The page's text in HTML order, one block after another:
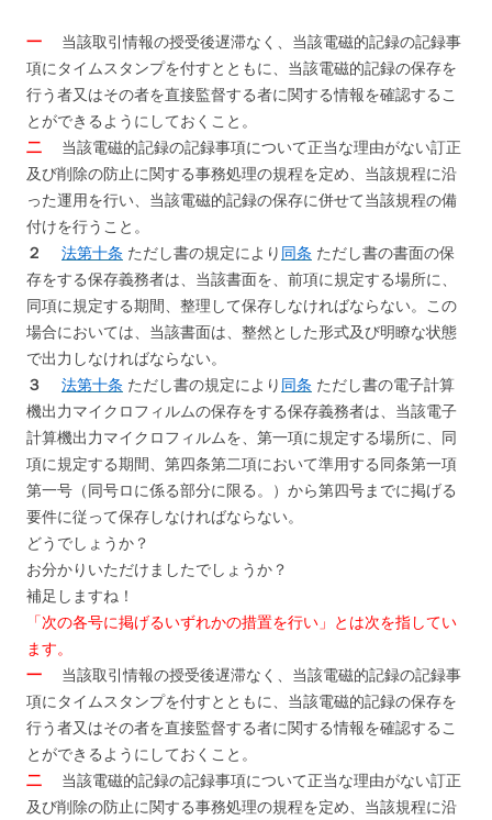
一
当該取引情報の授受後遅滞なく、当該電磁的記録の記録事
項にタイムスタンプを付すとともに、当該電磁的記録の保存を
行う者又はその者を直接監督する者に関する情報を確認するこ
とができるようにしておくこと。
二
当該電磁的記録の記録事項について正当な理由がない訂正
及び削除の防止に関する事務処理の規程を定め、当該規程に沿
った運用を行い、当該電磁的記録の保存に併せて当該規程の備
付けを行うこと。
２
法第十条 ただし書の規定により 同条 ただし書の書面の保
存をする保存義務者は、当該書面を、前項に規定する場所に、
同項に規定する期間、整理して保存しなければならない。この
場合においては、当該書面は、整然とした形式及び明瞭な状態
で出力しなければならない。
３
法第十条 ただし書の規定により 同条 ただし書の電子計算
機出力マイクロフィルムの保存をする保存義務者は、当該電子
計算機出力マイクロフィルムを、第一項に規定する場所に、同
項に規定する期間、第四条第二項において準用する同条第一項
第一号（同号ロに係る部分に限る。）から第四号までに掲げる
要件に従って保存しなければならない。
どうでしょうか？
お分かりいただけましたでしょうか？
補足しますね！
「次の各号に掲げるいずれかの措置を行い」とは次を指してい
ます。
一
当該取引情報の授受後遅滞なく、当該電磁的記録の記録事
項にタイムスタンプを付すとともに、当該電磁的記録の保存を
行う者又はその者を直接監督する者に関する情報を確認するこ
とができるようにしておくこと。
二
当該電磁的記録の記録事項について正当な理由がない訂正
及び削除の防止に関する事務処理の規程を定め、当該規程に沿